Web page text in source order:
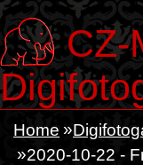
CZ-
Home
2020-10-22 -